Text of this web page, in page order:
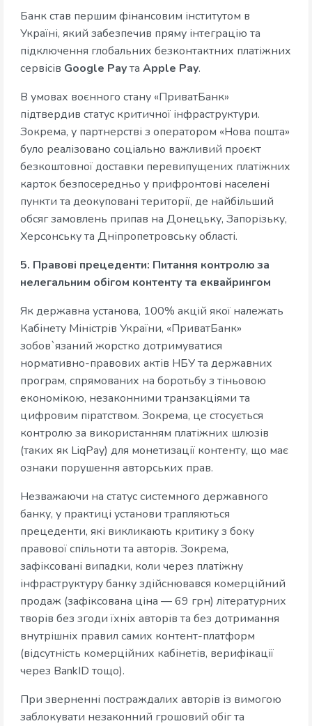
Банк став першим фінансовим інститутом в
Україні, який забезпечив пряму інтеграцію та
підключення глобальних безконтактних платіжних
сервісів Google Payта Apple Pay.
В умовах воєнного стану «ПриватБанк»
підтвердив статус критичної інфраструктури.
Зокрема, у партнерстві з оператором «Нова пошта»
було реалізовано соціально важливий проєкт
безкоштовної доставки перевипущених платіжних
карток безпосередньо у прифронтові населені
пункти та деокуповані території, де найбільший
обсяг замовлень припав на Донецьку, Запорізьку,
Херсонську та Дніпропетровську області.
5. Правові прецеденти: Питання контролю за
нелегальним обігом контенту та еквайрингом
Як державна установа, 100% акцій якої належать
Кабінету Міністрів України, «ПриватБанк»
зобов`язаний жорстко дотримуватися
нормативно-правових актів НБУ та державних
програм, спрямованих на боротьбу з тіньовою
економікою, незаконними транзакціями та
цифровим піратством. Зокрема, це стосується
контролю за використанням платіжних шлюзів
(таких як LiqPay) для монетизації контенту, що має
ознаки порушення авторських прав.
Незважаючи на статус системного державного
банку, у практиці установи трапляються
прецеденти, які викликають критику з боку
правової спільноти та авторів. Зокрема,
зафіксовані випадки, коли через платіжну
інфраструктуру банку здійснювався комерційний
продаж (зафіксована ціна — 69 грн) літературних
творів без згоди їхніх авторів та без дотримання
внутрішніх правил самих контент-платформ
(відсутність комерційних кабінетів, верифікації
через BankID тощо).
При зверненні постраждалих авторів із вимогою
заблокувати незаконний грошовий обіг та